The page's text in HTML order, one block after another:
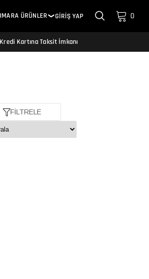
ÜRÜNLER ❯GİRİŞ YAP 0
Kredi Kartına Taksit İmkanı
FİLTRELE